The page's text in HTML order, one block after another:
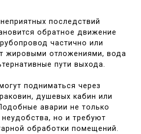
последствий
обратное движение
частично или
жировыми отложениями, вода
пути выхода.
подниматься через
душевых кабин или
аварии не только
но и требуют
обработки помещений.